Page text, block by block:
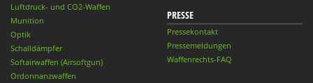
Luftdruck- und CO2-Waffen
Munition
Optik
Schalldämpfer
Softairwaffen (Airsoftgun)
Ordonnanzwaffen
PRESSE
Pressekontakt
Pressemeldungen
Waffenrechts-FAQ